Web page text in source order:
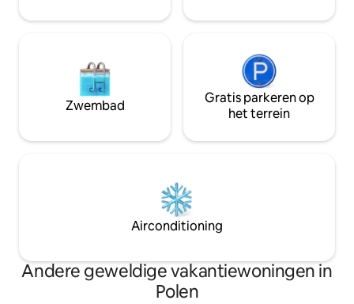
absolute stilte.
Zwembad
Gratis parkeren op
het terrein
Airconditioning
Andere geweldige vakantiewoningen in
Polen